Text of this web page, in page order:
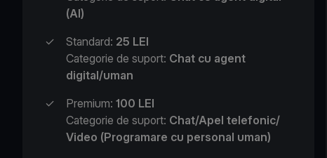
(AI)
✓
Standard: 25 LEI
Categorie de suport: Chat cu agent
digital/uman
✓
Premium: 100 LEI
Categorie de suport: Chat/Apel telefonic/
Video (Programare cu personal uman)